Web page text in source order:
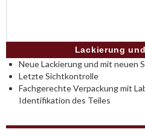
Lackierung
Neue Lackierung und mit neuen
Letzte Sichtkontrolle
Fachgerechte Verpackung mit
Identifikation des Teiles